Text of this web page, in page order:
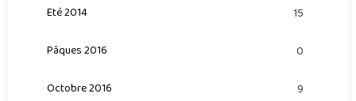
Eté 2014 15
Pâques 2016 0
Octobre 2016 9